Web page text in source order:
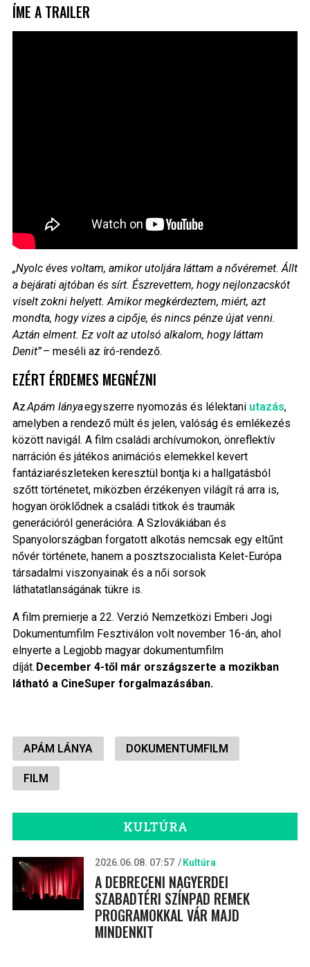
ÍME A TRAILER
„Nyolc éves voltam, amikor utoljára láttam a nővéremet. Állt
a bejárati ajtóban és sírt. Észrevettem, hogy nejlonzacskót
viselt zokni helyett. Amikor megkérdeztem, miért, azt
mondta, hogy vizes a cipője, és nincs pénze újat venni.
Aztán elment. Ez volt az utolsó alkalom, hogy láttam
Denit”– meséli az író-rendező.
EZÉRT ÉRDEMES MEGNÉZNI
AzApám lányaegyszerre nyomozás és lélektani utazás,
amelyben a rendező múlt és jelen, valóság és emlékezés
között navigál. A film családi archívumokon, önreflektív
narráción és játékos animációs elemekkel kevert
fantáziarészleteken keresztül bontja ki a hallgatásból
szőtt történetet, miközben érzékenyen világít rá arra is,
hogyan öröklődnek a családi titkok és traumák
generációról generációra. A Szlovákiában és
Spanyolországban forgatott alkotás nemcsak egy eltűnt
nővér története, hanem a posztszocialista Kelet-Európa
társadalmi viszonyainak és a női sorsok
láthatatlanságának tükre is.
A film premierje a 22. Verzió Nemzetközi Emberi Jogi
Dokumentumfilm Fesztiválon volt november 16-án, ahol
elnyerte a Legjobb magyar dokumentumfilm
díját. December 4-től már országszerte a mozikban
látható a CineSuper forgalmazásában.
APÁM LÁNYA DOKUMENTUMFILM
FILM
KULTÚRA
2026.06.08. 07:57 Kultúra
A DEBRECENI NAGYERDEI
SZABADTÉRI SZÍNPAD REMEK
PROGRAMOKKAL VÁR MAJD
MINDENKIT